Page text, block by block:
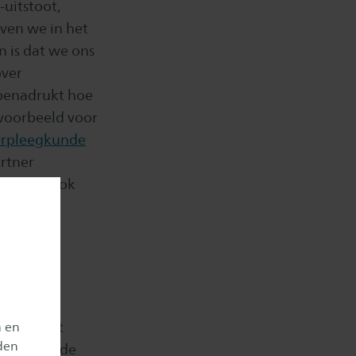
en
uitstoot,
we in het
is dat we ons
hoe
voor
zelf ook
in het